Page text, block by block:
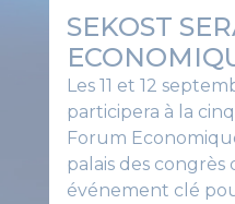
SEKOST
Les 11 et 12
participera à la
Forum
palais des congrès
événement clé